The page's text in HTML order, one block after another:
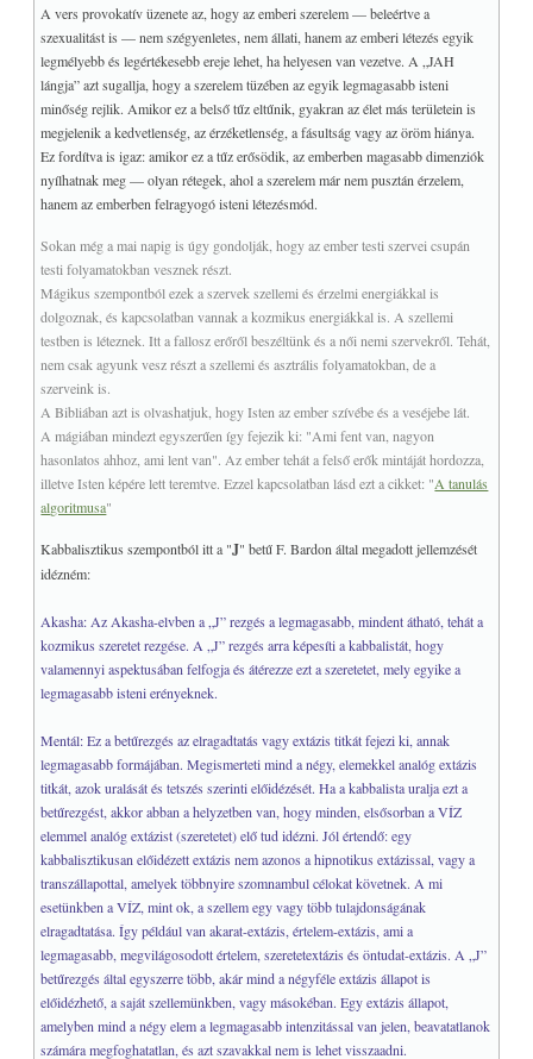
A vers provokatív üzenete az, hogy az emberi szerelem — beleértve a
szexualitást is — nem szégyenletes, nem állati, hanem az emberi létezés egyik
legmélyebb és legértékesebb ereje lehet, ha helyesen van vezetve. A „JAH
lángja” azt sugallja, hogy a szerelem tüzében az egyik legmagasabb isteni
minőség rejlik. Amikor ez a belső tűz eltűnik, gyakran az élet más területein is
megjelenik a kedvetlenség, az érzéketlenség, a fásultság vagy az öröm hiánya.
Ez fordítva is igaz: amikor ez a tűz erősödik, az emberben magasabb dimenziók
nyílhatnak meg — olyan rétegek, ahol a szerelem már nem pusztán érzelem,
hanem az emberben felragyogó isteni létezésmód.
Sokan még a mai napig is úgy gondolják, hogy az ember testi szervei csupán
testi folyamatokban vesznek részt.
Mágikus szempontból ezek a szervek szellemi és érzelmi energiákkal is
dolgoznak, és kapcsolatban vannak a kozmikus energiákkal is. A szellemi
testben is léteznek. Itt a fallosz erőről beszéltünk és a női nemi szervekről. Tehát,
nem csak agyunk vesz részt a szellemi és asztrális folyamatokban, de a
szerveink is.
A Bibliában azt is olvashatjuk, hogy Isten az ember szívébe és a veséjebe lát.
A mágiában mindezt egyszerűen így fejezik ki: "Ami fent van, nagyon
hasonlatos ahhoz, ami lent van". Az ember tehát a felső erők mintáját hordozza,
illetve Isten képére lett teremtve. Ezzel kapcsolatban lásd ezt a cikket: "A tanulás
algoritmusa"
Kabbalisztikus szempontból itt a "J" betű F. Bardon által megadott jellemzését
idézném:
Akasha: Az Akasha-elvben a „J” rezgés a legmagasabb, mindent átható, tehát a
kozmikus szeretet rezgése. A „J” rezgés arra képesíti a kabbalistát, hogy
valamennyi aspektusában felfogja és átérezze ezt a szeretetet, mely egyike a
legmagasabb isteni erényeknek.
Mentál: Ez a betűrezgés az elragadtatás vagy extázis titkát fejezi ki, annak
legmagasabb formájában. Megismerteti mind a négy, elemekkel analóg extázis
titkát, azok uralását és tetszés szerinti előidézését. Ha a kabbalista uralja ezt a
betűrezgést, akkor abban a helyzetben van, hogy minden, elsősorban a VÍZ
elemmel analóg extázist (szeretetet) elő tud idézni. Jól értendő: egy
kabbalisztikusan előidézett extázis nem azonos a hipnotikus extázissal, vagy a
transzállapottal, amelyek többnyire szomnambul célokat követnek. A mi
esetünkben a VÍZ, mint ok, a szellem egy vagy több tulajdonságának
elragadtatása. Így például van akarat-extázis, értelem-extázis, ami a
legmagasabb, megvilágosodott értelem, szeretetextázis és öntudat-extázis. A „J”
betűrezgés által egyszerre több, akár mind a négyféle extázis állapot is
előidézhető, a saját szellemünkben, vagy másokéban. Egy extázis állapot,
amelyben mind a négy elem a legmagasabb intenzitással van jelen, beavatatlanok
számára megfoghatatlan, és azt szavakkal nem is lehet visszaadni.